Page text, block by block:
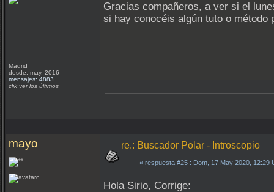
Madrid
desde: may, 2016
mensajes: 4883
clik ver los últimos
Gracias compañeros, a ver si el
si hay conocéis algún tuto o
mayo re.: Buscador Polar - Introscopio
« respuesta #25 : Dom, 17 May 2020, 12:29
Hola Sirio, Corrige: